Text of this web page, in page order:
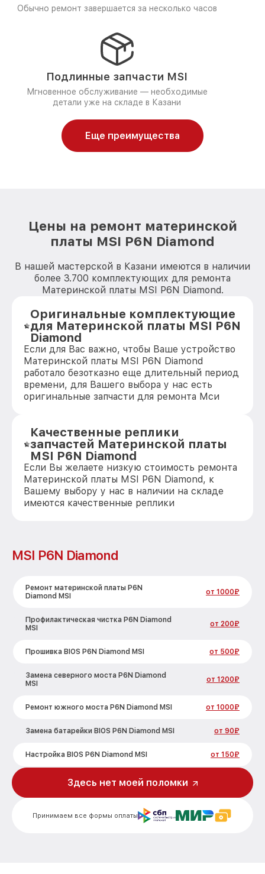
Обычно ремонт завершается за несколько часов
Подлинные запчасти MSI
Мгновенное обслуживание — необходимые
детали уже на складе в Казани
Еще преимущества
Цены на ремонт материнской
платы MSI P6N Diamond
В нашей мастерской в Казани имеются в наличии
более 3.700 комплектующих для ремонта
Материнской платы MSI P6N Diamond.
Оригинальные комплектующие
для Материнской платы MSI P6N
Diamond
Если для Вас важно, чтобы Ваше устройство
Материнской платы MSI P6N Diamond
работало безотказно еще длительный период
времени, для Вашего выбора у нас есть
оригинальные запчасти для ремонта Мси
Качественные реплики
запчастей Материнской платы
MSI P6N Diamond
Если Вы желаете низкую стоимость ремонта
Материнской платы MSI P6N Diamond, к
Вашему выбору у нас в наличии на складе
имеются качественные реплики
MSI P6N Diamond
Ремонт материнской платы P6N
Diamond MSI
от 1000₽
Профилактическая чистка P6N Diamond
MSI
от 200₽
Прошивка BIOS P6N Diamond MSI от 500₽
Замена северного моста P6N Diamond
MSI
от 1200₽
Ремонт южного моста P6N Diamond MSI от 1000₽
Замена батарейки BIOS P6N Diamond MSI от 90₽
Настройка BIOS P6N Diamond MSI от 150₽
Принимаем все формы оплаты
Здесь нет моей поломки